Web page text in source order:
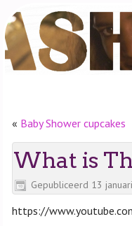
« Baby Shower cupcakes
What is
Gepubliceerd 13
https://